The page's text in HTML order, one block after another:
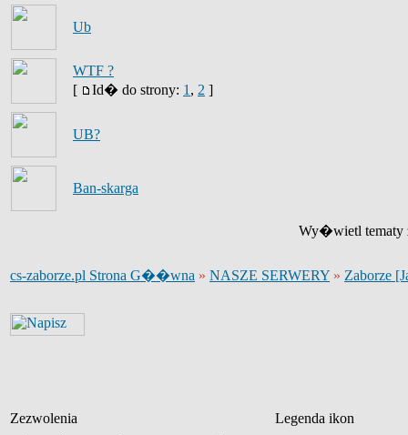
Ub
WTF ?
[
Id� do strony: 1 , 2 ]
UB?
Ban-skarga
Wy�wietl tematy
cs-zaborze.pl Strona G��wna » NASZE SERWERY » Zaborze
Zezwolenia
Legenda ikon